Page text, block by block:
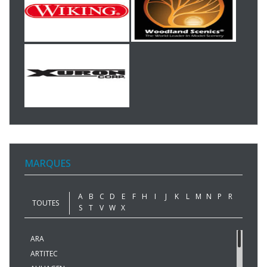
MARQUES
TOUTES
A B C D E F H I J K L M N P
R
S
T V W X
ARA
ARTITEC